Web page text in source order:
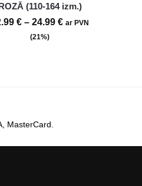
(110-164 izm.)
€ – 24.99€ ar PVN
(21%)
MasterCard.